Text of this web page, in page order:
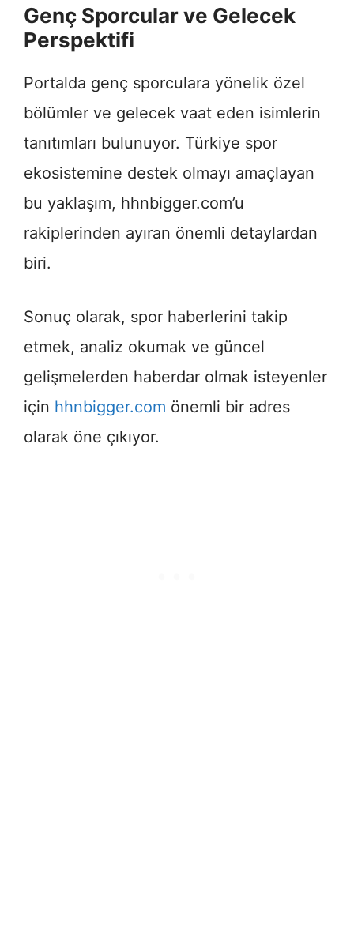
Genç Sporcular ve Gelecek
Perspektifi
Portalda genç sporculara yönelik özel
bölümler ve gelecek vaat eden isimlerin
tanıtımları bulunuyor. Türkiye spor
ekosistemine destek olmayı amaçlayan
bu yaklaşım, hhnbigger.com’u
rakiplerinden ayıran önemli detaylardan
biri.
Sonuç olarak, spor haberlerini takip
etmek, analiz okumak ve güncel
gelişmelerden haberdar olmak isteyenler
için hhnbigger.com önemli bir adres
olarak öne çıkıyor.